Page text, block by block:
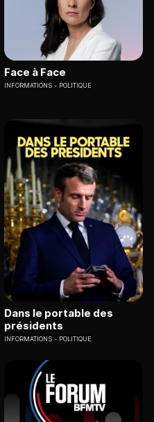
Face à Face
INFORMATIONS POLITIQUE
Dans le portable des
présidents
INFORMATIONS POLITIQUE